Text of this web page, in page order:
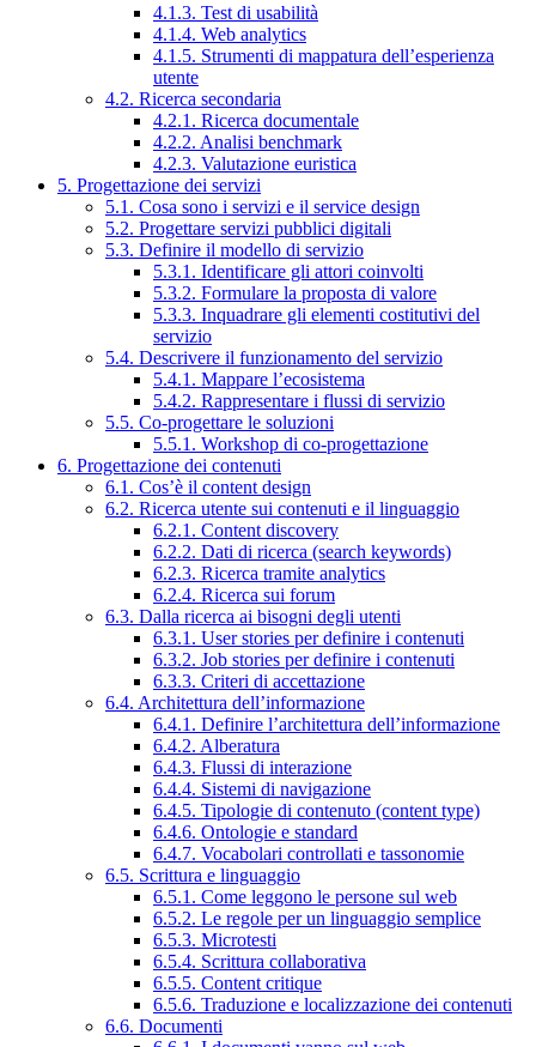
4.1.3. Test di usabilità
4.1.4. Web analytics
4.1.5. Strumenti di mappatura dell’esperienza
utente
4.2. Ricerca secondaria
4.2.1. Ricerca documentale
4.2.2. Analisi benchmark
4.2.3. Valutazione euristica
5. Progettazione dei servizi
5.1. Cosa sono i servizi e il service design
5.2. Progettare servizi pubblici digitali
5.3. Definire il modello di servizio
5.3.1. Identificare gli attori coinvolti
5.3.2. Formulare la proposta di valore
5.3.3. Inquadrare gli elementi costitutivi del
servizio
5.4. Descrivere il funzionamento del servizio
5.4.1. Mappare l’ecosistema
5.4.2. Rappresentare i flussi di servizio
5.5. Co-progettare le soluzioni
5.5.1. Workshop di co-progettazione
6. Progettazione dei contenuti
6.1. Cos’è il content design
6.2. Ricerca utente sui contenuti e il linguaggio
6.2.1. Content discovery
6.2.2. Dati di ricerca (search keywords)
6.2.3. Ricerca tramite analytics
6.2.4. Ricerca sui forum
6.3. Dalla ricerca ai bisogni degli utenti
6.3.1. User stories per definire i contenuti
6.3.2. Job stories per definire i contenuti
6.3.3. Criteri di accettazione
6.4. Architettura dell’informazione
6.4.1. Definire l’architettura dell’informazione
6.4.2. Alberatura
6.4.3. Flussi di interazione
6.4.4. Sistemi di navigazione
6.4.5. Tipologie di contenuto (content type)
6.4.6. Ontologie e standard
6.4.7. Vocabolari controllati e tassonomie
6.5. Scrittura e linguaggio
6.5.1. Come leggono le persone sul web
6.5.2. Le regole per un linguaggio semplice
6.5.3. Microtesti
6.5.4. Scrittura collaborativa
6.5.5. Content critique
6.5.6. Traduzione e localizzazione dei contenuti
6.6. Documenti